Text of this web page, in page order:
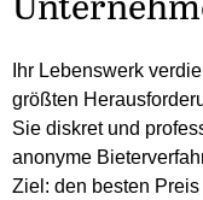
Ihr Lebenswerk
größten
Sie diskret und
anonyme
Ziel: den besten